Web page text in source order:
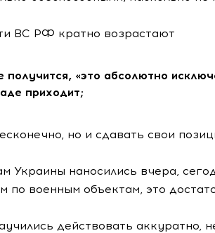
ВС РФ кратно возрастают
«это абсолютно
приходит;
но и сдавать свои
Украины наносились вчера,
по военным объектам, это
действовать аккуратно,